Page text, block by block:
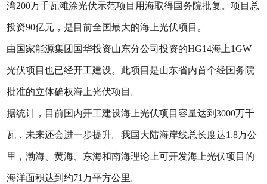
湾200万千瓦滩涂光伏示范项目用海取得国务院批复。项目总
投资90亿元，是目前全国最大的海上光伏项目。
由国家能源集团国华投资山东分公司投资的HG14海上1GW
光伏项目也已经开工建设。此项目是山东省内首个经国务院
批准的立体确权海上光伏项目。
据统计，目前国内开工建设海上光伏项目容量达到3000万千
瓦，未来还会进一步提升。我国大陆海岸线总长度达1.8万公
里，渤海、黄海、东海和南海理论上可开发海上光伏项目的
海洋面积达到约71万平方公里。